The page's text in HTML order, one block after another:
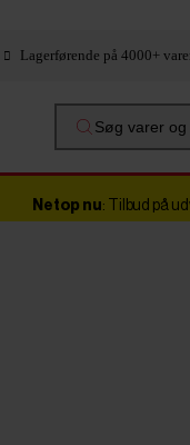
Lagerførende på 4000+
Søg varer og
Netop nu: Tilbud på